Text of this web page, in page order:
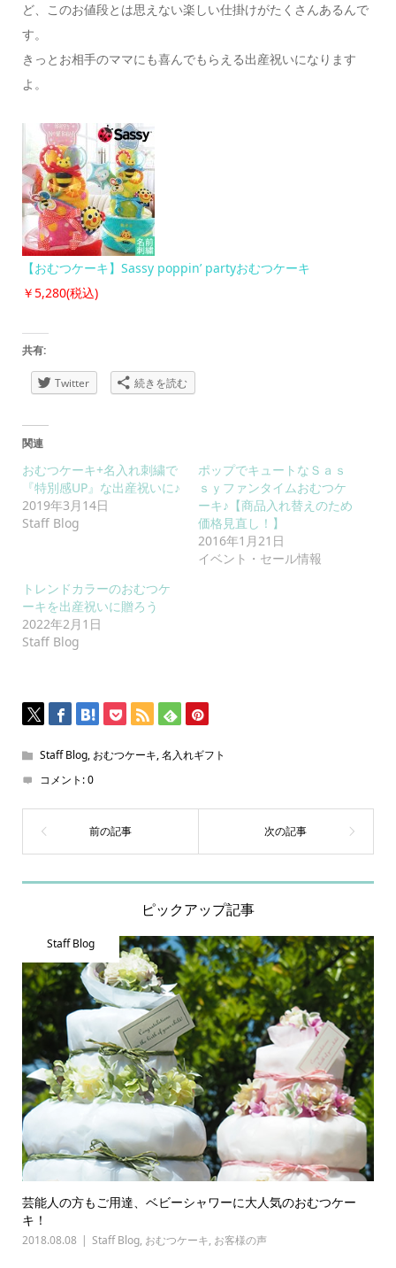
ど、このお値段とは思えない楽しい仕掛けがたくさんあるんで
す。
きっとお相手のママにも喜んでもらえる出産祝いになります
よ。
【おむつケーキ】Sassy poppin’ partyおむつケーキ
￥5,280(税込)
共有:
Twitter 続きを読む
関連
おむつケーキ+名入れ刺繍で
『特別感UP』な出産祝いに♪
2019年3月14日
Staff Blog
ポップでキュートなＳａｓ
ｓｙファンタイムおむつケ
ーキ♪【商品入れ替えのため
価格見直し！】
2016年1月21日
イベント・セール情報
トレンドカラーのおむつケ
ーキを出産祝いに贈ろう
2022年2月1日
Staff Blog
Staff Blog, おむつケーキ,名入れギフト
コメント:0
ピックアップ記事
Staff Blog
芸能人の方もご用達、ベビーシャワーに大人気のおむつケー
キ！
2018.08.08 Staff Blog, おむつケーキ, お客様の声